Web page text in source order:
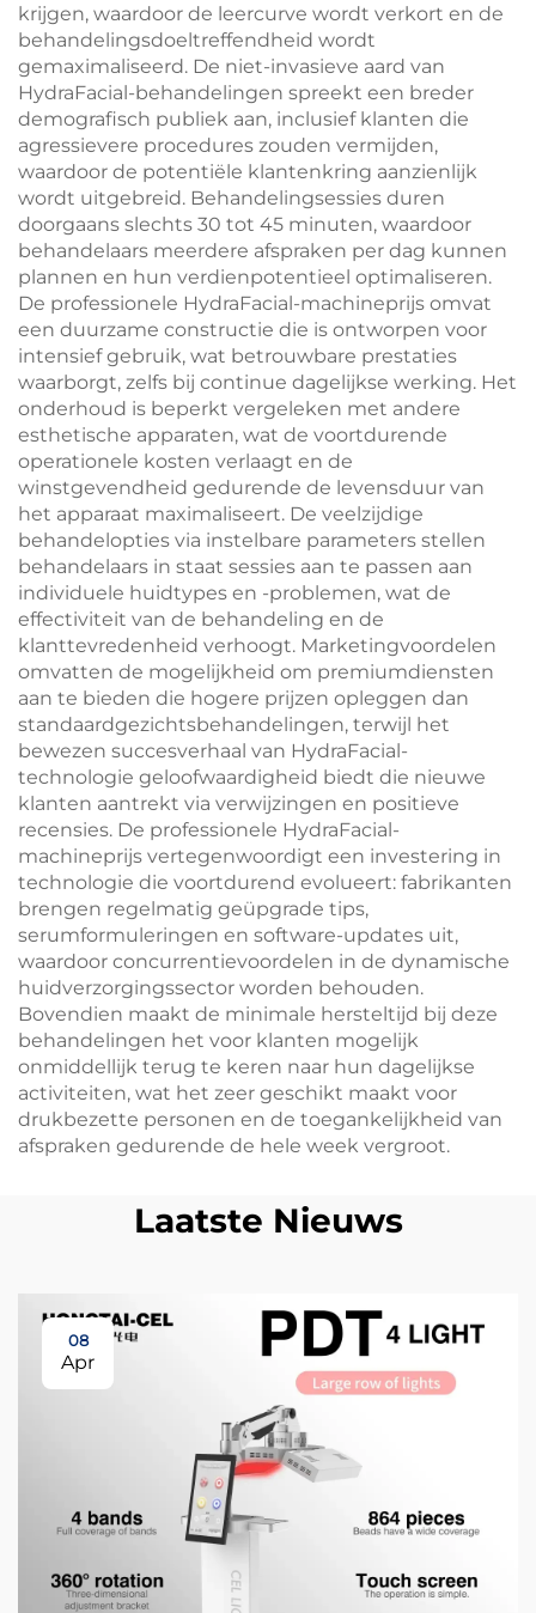
krijgen, waardoor de leercurve wordt verkort en de
behandelingsdoeltreffendheid wordt
gemaximaliseerd. De niet-invasieve aard van
HydraFacial-behandelingen spreekt een breder
demografisch publiek aan, inclusief klanten die
agressievere procedures zouden vermijden,
waardoor de potentiële klantenkring aanzienlijk
wordt uitgebreid. Behandelingsessies duren
doorgaans slechts 30 tot 45 minuten, waardoor
behandelaars meerdere afspraken per dag kunnen
plannen en hun verdienpotentieel optimaliseren.
De professionele HydraFacial-machineprijs omvat
een duurzame constructie die is ontworpen voor
intensief gebruik, wat betrouwbare prestaties
waarborgt, zelfs bij continue dagelijkse werking. Het
onderhoud is beperkt vergeleken met andere
esthetische apparaten, wat de voortdurende
operationele kosten verlaagt en de
winstgevendheid gedurende de levensduur van
het apparaat maximaliseert. De veelzijdige
behandelopties via instelbare parameters stellen
behandelaars in staat sessies aan te passen aan
individuele huidtypes en -problemen, wat de
effectiviteit van de behandeling en de
klanttevredenheid verhoogt. Marketingvoordelen
omvatten de mogelijkheid om premiumdiensten
aan te bieden die hogere prijzen opleggen dan
standaardgezichtsbehandelingen, terwijl het
bewezen succesverhaal van HydraFacial-
technologie geloofwaardigheid biedt die nieuwe
klanten aantrekt via verwijzingen en positieve
recensies. De professionele HydraFacial-
machineprijs vertegenwoordigt een investering in
technologie die voortdurend evolueert: fabrikanten
brengen regelmatig geüpgrade tips,
serumformuleringen en software-updates uit,
waardoor concurrentievoordelen in de dynamische
huidverzorgingssector worden behouden.
Bovendien maakt de minimale hersteltijd bij deze
behandelingen het voor klanten mogelijk
onmiddellijk terug te keren naar hun dagelijkse
activiteiten, wat het zeer geschikt maakt voor
drukbezette personen en de toegankelijkheid van
afspraken gedurende de hele week vergroot.
Laatste Nieuws
08
Apr